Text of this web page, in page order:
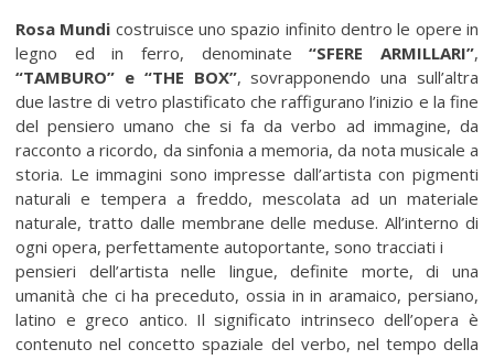
Rosa Mundi costruisce uno spazio infinito dentro le opere in
legno ed in ferro, denominate“SFERE ARMILLARI”,
“TAMBURO” e “THE BOX”, sovrapponendo una sull’altra
due lastre di vetro plastificato che raffigurano l’inizio e la fine
del pensiero umano che si fa da verbo ad immagine, da
racconto a ricordo, da sinfonia a memoria, da nota musicale a
storia. Le immagini sono impresse dall’artista con pigmenti
naturali e tempera a freddo, mescolata ad un materiale
naturale, tratto dalle membrane delle meduse. All’interno di
ogni opera, perfettamente autoportante, sono tracciati i
pensieri dell’artista nelle lingue, definite morte, di una
umanità che ci ha preceduto, ossia in in aramaico, persiano,
latino e greco antico. Il significato intrinseco dell’opera è
contenuto nel concetto spaziale del verbo, nel tempo della